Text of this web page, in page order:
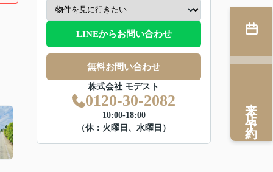
LINEからお問い合わせ
無料お問い合わせ
株式会社 モデスト
0120-30-2082
10:00-18:00
（休：火曜日、水曜日）
来店予約